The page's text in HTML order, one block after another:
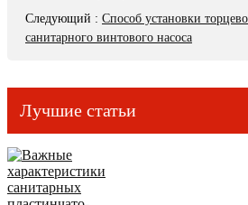
Следующий : Способ установки
санитарного винтового насоса
Лучшие статьи